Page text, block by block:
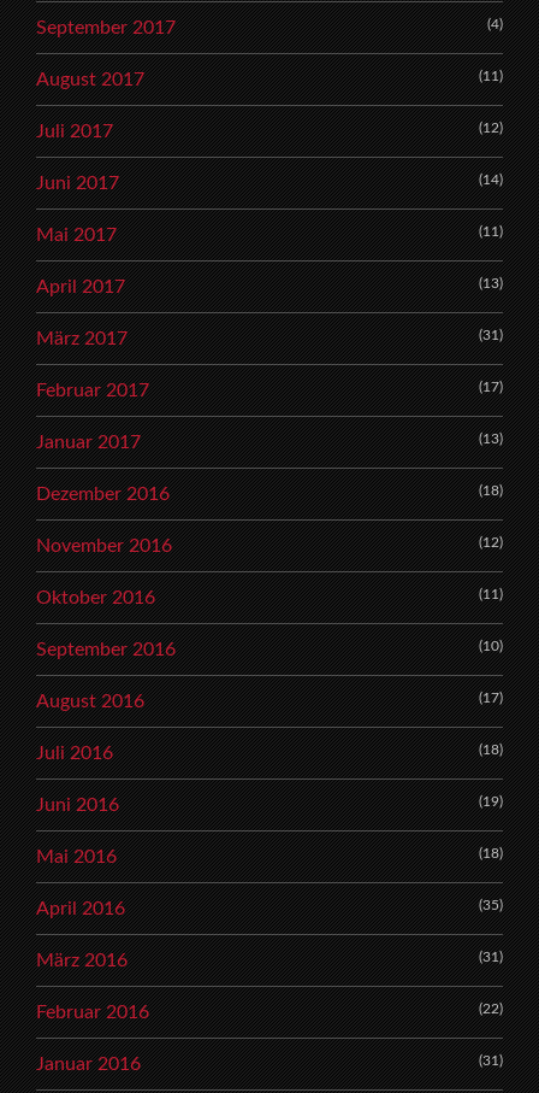
September 2017 (4)
August 2017 (11)
Juli 2017 (12)
Juni 2017 (14)
Mai 2017 (11)
April 2017 (13)
März 2017 (31)
Februar 2017 (17)
Januar 2017 (13)
Dezember 2016 (18)
November 2016 (12)
Oktober 2016 (11)
September 2016 (10)
August 2016 (17)
Juli 2016 (18)
Juni 2016 (19)
Mai 2016 (18)
April 2016 (35)
März 2016 (31)
Februar 2016 (22)
Januar 2016 (31)